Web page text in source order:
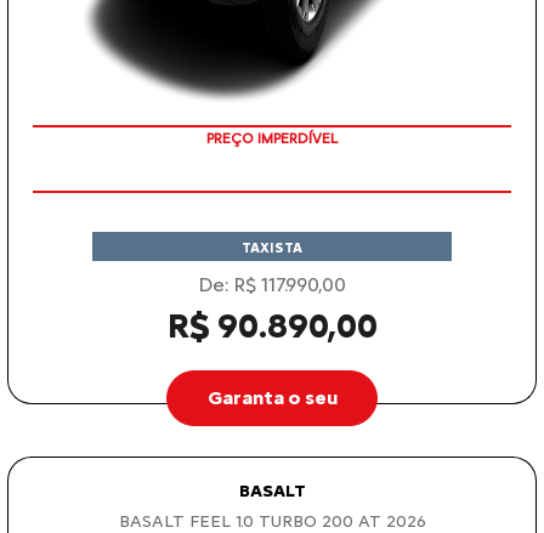
EMPLACAMENTO GRÁTIS
TAXISTA
De: R$ 117.990,00
R$ 90.890,00
Garanta o seu
BASALT
BASALT FEEL 1.0 TURBO 200 AT 2026